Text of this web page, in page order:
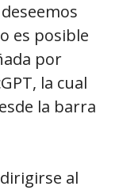
es posible
por
la cual
la barra
al